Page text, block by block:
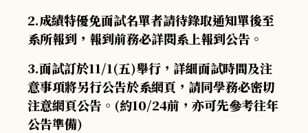
2.成績特優免面試名單者請待錄取通知單後至
系所報到，報到前務必詳閱系上報到公告。
3.面試訂於11/1(五)舉行，詳細面試時間及注
意事項將另行公告於系網頁，請同學務必密切
注意網頁公告。(約10/24前，亦可先參考往年
公告準備)